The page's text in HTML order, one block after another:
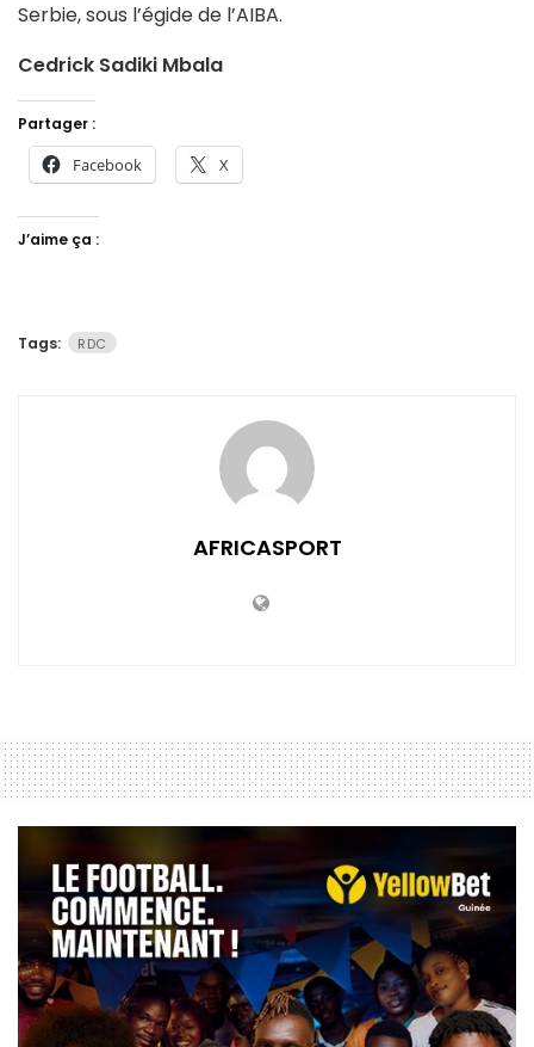
Serbie, sous l’égide de l’AIBA.
Cedrick Sadiki Mbala
Partager :
Facebook X
J’aime ça :
Tags: RDC
AFRICASPORT